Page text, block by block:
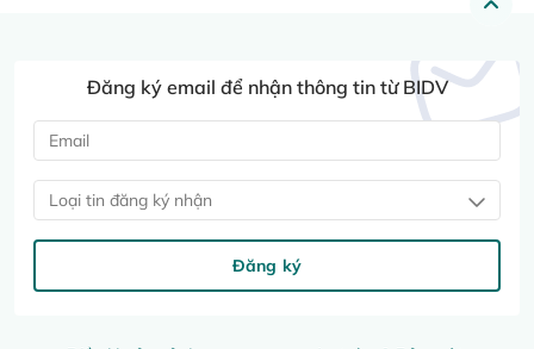
Đăng ký email để nhận thông tin từ BIDV
Loại tin đăng ký nhận
Đăng ký